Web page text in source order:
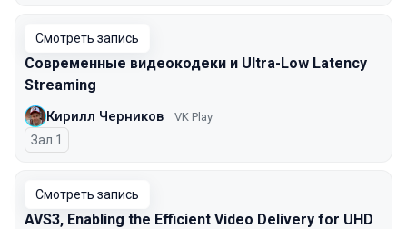
Смотреть запись
Современные видеокодеки и Ultra-Low Latency
Streaming
Кирилл Черников VK Play
Зал 1
Смотреть запись
AVS3, Enabling the Efficient Video Delivery for UHD